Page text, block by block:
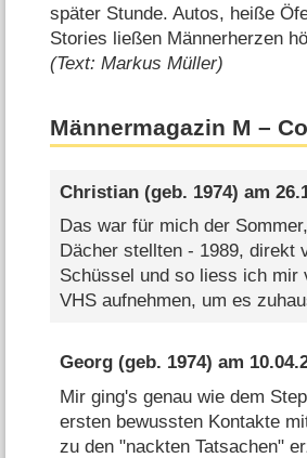
später Stunde. Autos, heiße
Stories ließen Männerherzen
(Text: Markus Müller)
Männermagazin M –
Christian(geb. 1974) am
Das war für mich der
Dächer stellten - 1989, direkt
Schüssel und so liess ich mir
VHS aufnehmen, um es
Georg(geb. 1974) am
Mir ging's genau wie dem
ersten bewussten Kontakte
zu den "nackten Tatsachen"